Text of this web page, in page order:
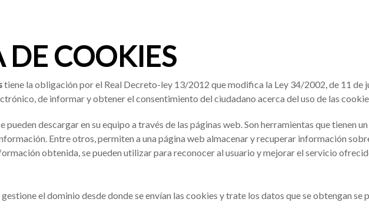
DE COOKIES
tiene la obligación por el Real Decreto-ley 13/2012 que modifica la Ley 34/2002, de 11 de
de informar y obtener el consentimiento del ciudadano acerca del uso de las
pueden descargar en su equipo a través de las páginas web. Son herramientas que tienen
Entre otros, permiten a una página web almacenar y recuperar información
obtenida, se pueden utilizar para reconocer al usuario y mejorar el servicio
gestione el dominio desde donde se envían las cookies y trate los datos que se obtengan